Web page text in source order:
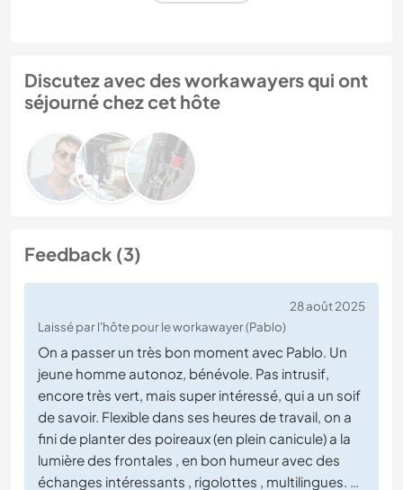
Discutez avec des workawayers qui ont
séjourné chez cet hôte
Feedback (3)
28 août 2025
Laissé par l'hôte pour le workawayer (Pablo)
On a passer un très bon moment avec Pablo. Un
jeune homme autonoz, bénévole. Pas intrusif,
encore très vert, mais super intéressé, qui a un soif
de savoir. Flexible dans ses heures de travail, on a
fini de planter des poireaux (en plein canicule) a la
lumière des frontales , en bon humeur avec des
échanges intéressants , rigolottes , multilingues. …